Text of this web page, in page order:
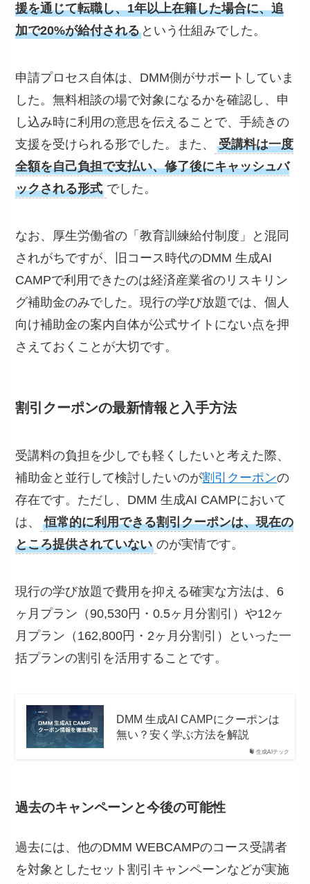
援を通じて転職し、1年以上在籍した場合に、追
加で20%が給付される という仕組みでした。
申請プロセス自体は、DMM側がサポートしていま
した。無料相談の場で対象になるかを確認し、申
し込み時に利用の意思を伝えることで、手続きの
支援を受けられる形でした。また、
受講料は一度
全額を自己負担で支払い、修了後にキャッシュバ
ックされる形式 でした。
なお、厚生労働省の「教育訓練給付制度」と混同
されがちですが、旧コース時代のDMM 生成AI
CAMPで利用できたのは経済産業省のリスキリン
グ補助金のみでした。現行の学び放題では、個人
向け補助金の案内自体が公式サイトにない点を押
さえておくことが大切です。
割引クーポンの最新情報と入手方法
受講料の負担を少しでも軽くしたいと考えた際、
補助金と並行して検討したいのが割引クーポンの
存在です。ただし、DMM 生成AI CAMPにおいて
は、
恒常的に利用できる割引クーポンは、現在の
ところ提供されていない のが実情です。
現行の学び放題で費用を抑える確実な方法は、6
ヶ月プラン（90,530円・0.5ヶ月分割引）や12ヶ
月プラン（162,800円・2ヶ月分割引）といった一
括プランの割引を活用することです。
生成AIテック
DMM 生成AI CAMPにクーポンは
無い？安く学ぶ方法を解説
過去のキャンペーンと今後の可能性
過去には、他のDMM WEBCAMPのコース受講者
を対象としたセット割引キャンペーンなどが実施